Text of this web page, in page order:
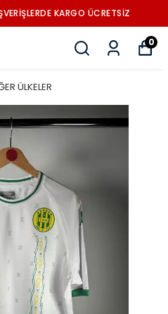
KARGO ÜCRETSİZ
0
ÜLKELER